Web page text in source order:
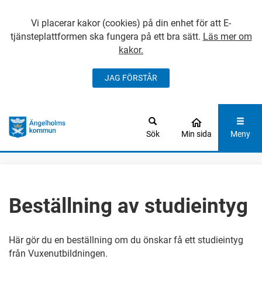
Vi placerar kakor (cookies) på din enhet för att E-
tjänsteplattformen ska fungera på ett bra sätt. Läs mer om
kakor.
JAG FÖRSTÅR
GÅ DIREKT TILL
Sök Min sida Meny
Beställning av studieintyg
Här gör du en beställning om du önskar få ett studieintyg
från Vuxenutbildningen.